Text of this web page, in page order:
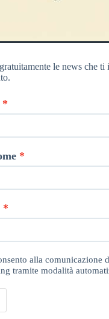
le news che ti
alla comunicazione
tramite modalità